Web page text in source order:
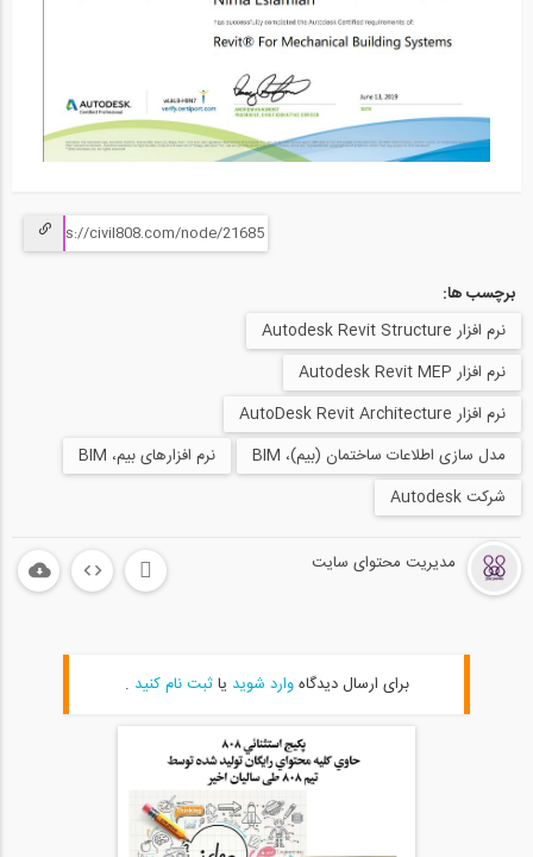
02:33
معرفی تنظیمات مربوط به کاریابی و...
24
59
۸۰۸، شبکه اجتماعی مهندسین ۱۲ ساله شد
25
03:06
فیلم معرفی خدمات وبسایت Saze808.com،...
26
نظرات شرکت‌ کنندگان دوره طراحی عملکردی...
برای فصل سرما آماده اید؟ (فیلم معرفی...
فیلم معرفی جشنواره تخفیف های شگفت انگیز...
برچسب ها:
نرم افزار Autodesk Revit Structure
نرم افزار Autodesk Revit MEP
نرم افزار AutoDesk Revit Architecture
مدل سازی اطلاعات ساختمان (بیم)، BIM
نرم افزارهای بیم، BIM
شرکت Autodesk
مدیریت محتوای سایت
برای ارسال دیدگاهوارد شوید یاثبت نام کنید .